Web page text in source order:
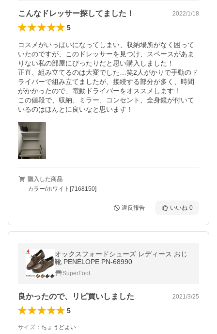
こんなドレッサー探してました！ 2022/1/18
5
コスメがいっぱいになってしまい、収納場所がなく困って
いたのですが、このドレッサーを見つけ、スペースがあま
りない私の部屋にぴったりだと思い購入しました！
正直、組み立てるのは大変でした…笑2人がかりで手動のド
ライバーで組み立てましたが、接続する部分が多く、時間
がかかったので、電動ドライバーをオススメします！
この値段で、収納、ミラー、コンセント、全身鏡が付いて
購入した商品
カラー/ホワイト[7168150]
違反報告 いいね 0
オックスフォードシューズ レディース おじ
靴 PENELOPE PN-68990
SuperFoot
良かったので、リピ買いしました 2021/3/25
5
サイズ ： ちょうどよい